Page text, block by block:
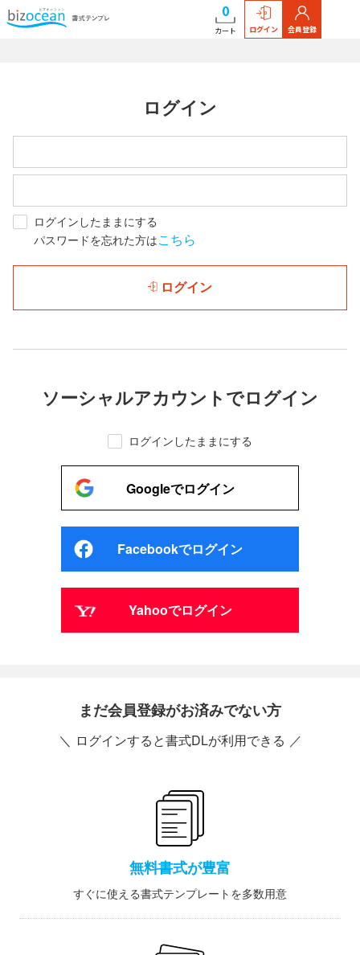
0
カート ログイン 会員登録
ログイン
ログインしたままにする
パスワードを忘れた方はこちら
ログイン
ソーシャルアカウントでログイン
ログインしたままにする
Googleでログイン
Facebookでログイン
Yahooでログイン
まだ会員登録がお済みでない方
＼ ログインすると書式DLが利用できる ／
無料書式が豊富
すぐに使える書式テンプレートを多数用意